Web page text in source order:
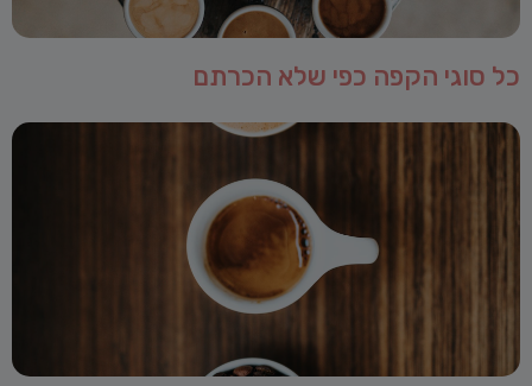
כל סוגי הקפה כפי שלא הכרתם